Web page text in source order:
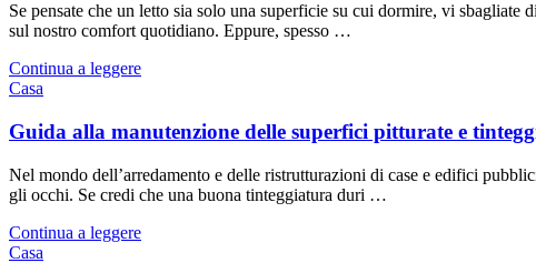
Se pensate che un letto sia solo una superficie su cui dormire, vi
sul nostro comfort quotidiano. Eppure, spesso …
Continua a leggere
Casa
Guida alla manutenzione delle superfici pitturate e
Nel mondo dell’arredamento e delle ristrutturazioni di case e edifici
gli occhi. Se credi che una buona tinteggiatura duri …
Continua a leggere
Casa